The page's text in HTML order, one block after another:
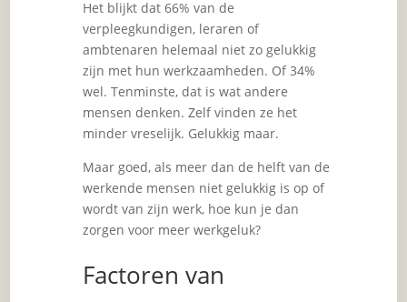
Het blijkt dat 66% van de
verpleegkundigen, leraren of
ambtenaren helemaal niet zo gelukkig
zijn met hun werkzaamheden. Of 34%
wel. Tenminste, dat is wat andere
mensen denken. Zelf vinden ze het
minder vreselijk. Gelukkig maar.
Maar goed, als meer dan de helft van de
werkende mensen niet gelukkig is op of
wordt van zijn werk, hoe kun je dan
zorgen voor meer werkgeluk?
Factoren van